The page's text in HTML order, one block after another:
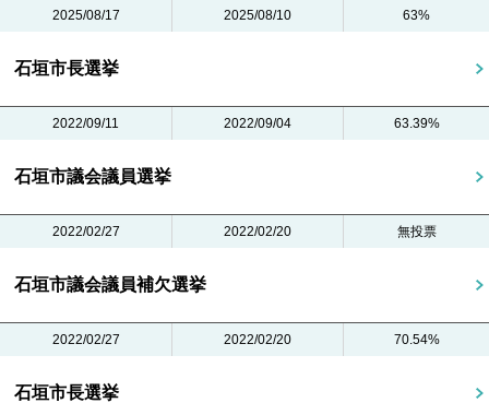
2025/08/17 2025/08/10 63%
石垣市長選挙
2022/09/11 2022/09/04 63.39%
石垣市議会議員選挙
2022/02/27 2022/02/20 無投票
石垣市議会議員補欠選挙
2022/02/27 2022/02/20 70.54%
石垣市長選挙